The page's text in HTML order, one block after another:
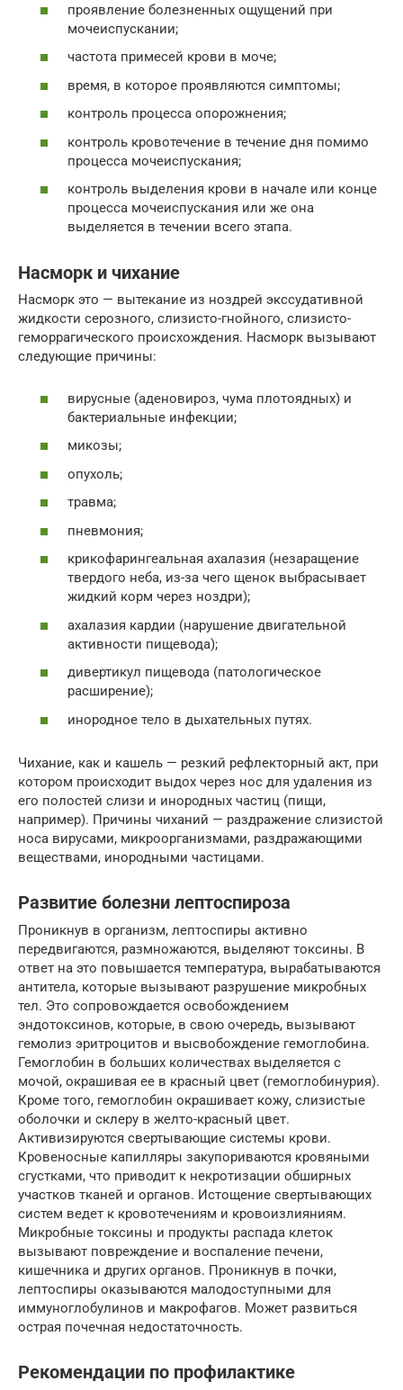
проявление болезненных ощущений при
мочеиспускании;
частота примесей крови в моче;
время, в которое проявляются симптомы;
контроль процесса опорожнения;
контроль кровотечение в течение дня помимо
процесса мочеиспускания;
контроль выделения крови в начале или конце
процесса мочеиспускания или же она
выделяется в течении всего этапа.
Насморк и чихание
Насморк это — вытекание из ноздрей экссудативной
жидкости серозного, слизисто-гнойного, слизисто-
геморрагического происхождения. Насморк вызывают
следующие причины:
вирусные (аденовироз, чума плотоядных) и
бактериальные инфекции;
микозы;
опухоль;
травма;
пневмония;
крикофарингеальная ахалазия (незаращение
твердого неба, из-за чего щенок выбрасывает
жидкий корм через ноздри);
ахалазия кардии (нарушение двигательной
активности пищевода);
дивертикул пищевода (патологическое
расширение);
инородное тело в дыхательных путях.
Чихание, как и кашель — резкий рефлекторный акт, при
котором происходит выдох через нос для удаления из
его полостей слизи и инородных частиц (пищи,
например). Причины чиханий — раздражение слизистой
носа вирусами, микроорганизмами, раздражающими
веществами, инородными частицами.
Развитие болезни лептоспироза
Проникнув в организм, лептоспиры активно
передвигаются, размножаются, выделяют токсины. В
ответ на это повышается температура, вырабатываются
антитела, которые вызывают разрушение микробных
тел. Это сопровождается освобождением
эндотоксинов, которые, в свою очередь, вызывают
гемолиз эритроцитов и высвобождение гемоглобина.
Гемоглобин в больших количествах выделяется с
мочой, окрашивая ее в красный цвет (гемоглобинурия).
Кроме того, гемоглобин окрашивает кожу, слизистые
оболочки и склеру в желто-красный цвет.
Активизируются свертывающие системы крови.
Кровеносные капилляры закупориваются кровяными
сгустками, что приводит к некротизации обширных
участков тканей и органов. Истощение свертывающих
систем ведет к кровотечениям и кровоизлияниям.
Микробные токсины и продукты распада клеток
вызывают повреждение и воспаление печени,
кишечника и других органов. Проникнув в почки,
лептоспиры оказываются малодоступными для
иммуноглобулинов и макрофагов. Может развиться
острая почечная недостаточность.
Рекомендации по профилактике